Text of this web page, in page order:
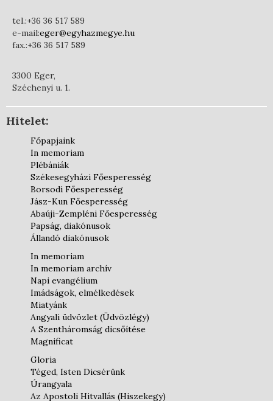
tel.:+36 36 517 589
e-mail:eger@egyhazmegye.hu
fax.:+36 36 517 589
3300 Eger,
Széchenyi u. 1.
Hitelet:
Főpapjaink
In memoriam
Plébániák
Székesegyházi Főesperesség
Borsodi Főesperesség
Jász-Kun Főesperesség
Abaúji-Zempléni Főesperesség
Papság, diakónusok
Állandó diakónusok
In memoriam
In memoriam archív
Napi evangélium
Imádságok, elmélkedések
Miatyánk
Angyali üdvözlet (Üdvözlégy)
A Szentháromság dicsőítése
Magnificat
Gloria
Téged, Isten Dicsérünk
Úrangyala
Az Apostoli Hitvallás (Hiszekegy)